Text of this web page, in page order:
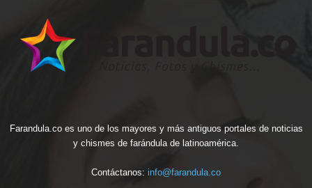
Farandula.co es uno de los mayores y más antiguos portales de noticias
y chismes de farándula de latinoamérica.
Contáctanos: info@farandula.co